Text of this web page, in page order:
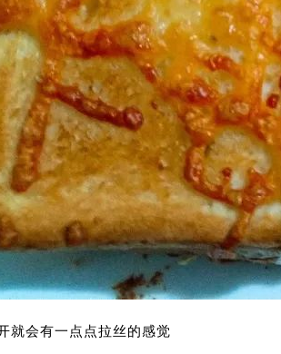
就会有一点点拉丝的感觉